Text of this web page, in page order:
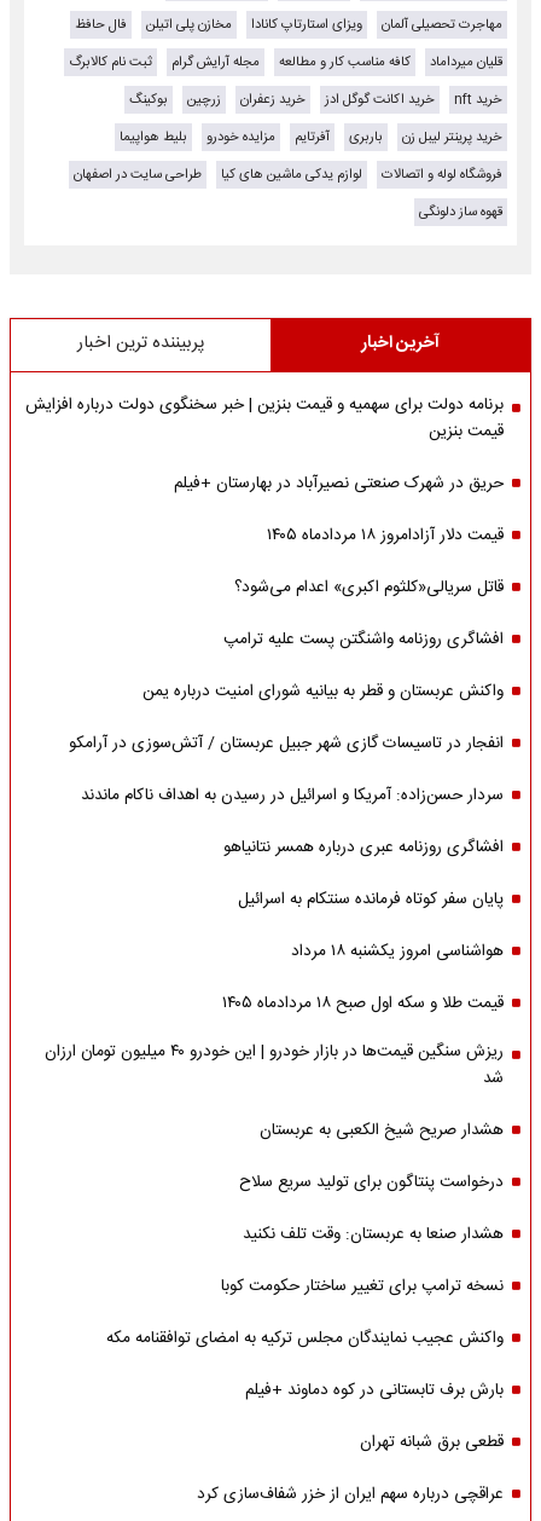
مهاجرت تحصیلی آلمان
ویزای استارتاپ کانادا مخازن پلی اتیلن
فال حافظ
قلیان میرداماد
کافه مناسب کار و مطالعه مجله آرایش گرام
ثبت نام کالابرگ
خرید nft
خرید اکانت گوگل ادز خرید زعفران زرچین
بوکینگ
خرید پرینتر لیبل زن
باربری آفرتایم مزایده خودرو
بلیط هواپیما
فروشگاه لوله و اتصالات
لوازم یدکی ماشین های کیا
طراحی سایت در اصفهان
قهوه ساز دلونگی
آخرین اخبار پربیننده ترین اخبار
برنامه دولت برای سهمیه و قیمت بنزین | خبر سخنگوی دولت درباره افزایش
قیمت بنزین
حریق در شهرک صنعتی نصیرآباد در بهارستان +فیلم
قیمت دلار آزادامروز ۱۸ مردادماه ۱۴۰۵
قاتل سریالی«کلثوم اکبری» اعدام می‌شود؟
افشاگری روزنامه واشنگتن پست علیه ترامپ
واکنش عربستان و قطر به بیانیه شورای امنیت درباره یمن
انفجار در تاسیسات گازی شهر جبیل عربستان / آتش‌سوزی در آرامکو
سردار حسن‌زاده: آمریکا و اسرائیل در رسیدن به اهداف ناکام ماندند
افشاگری روزنامه عبری درباره همسر نتانیاهو
پایان سفر کوتاه فرمانده سنتکام به اسرائیل
هواشناسی امروز یکشنبه ۱۸ مرداد
قیمت طلا و سکه اول صبح ۱۸ مردادماه ۱۴۰۵
ریزش سنگین قیمت‌ها در بازار خودرو | این خودرو ۴۰ میلیون تومان ارزان
شد
هشدار صریح شیخ الکعبی به عربستان
درخواست پنتاگون برای تولید سریع سلاح
هشدار صنعا به عربستان: وقت تلف نکنید
نسخه ترامپ برای تغییر ساختار حکومت کوبا
واکنش عجیب نمایندگان مجلس ترکیه به امضای توافقنامه مکه
بارش برف تابستانی در کوه دماوند +فیلم
قطعی برق شبانه تهران
عراقچی درباره سهم ایران از خزر شفاف‌سازی کرد